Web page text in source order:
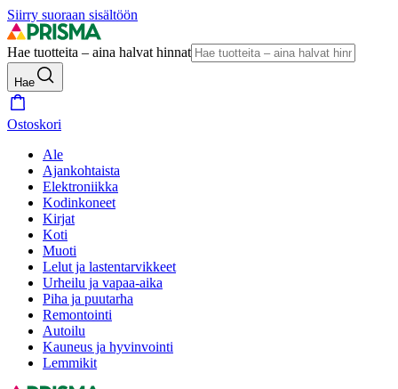
Siirry suoraan sisältöön
Hae tuotteita – aina halvat hinnat
Hae
Ostoskori
Ale
Ajankohtaista
Elektroniikka
Kodinkoneet
Kirjat
Koti
Muoti
Lelut ja lastentarvikkeet
Urheilu ja vapaa-aika
Piha ja puutarha
Remontointi
Autoilu
Kauneus ja hyvinvointi
Lemmikit